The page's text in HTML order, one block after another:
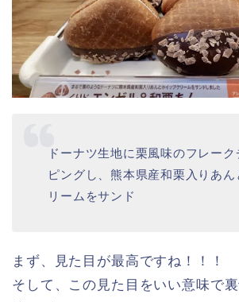
それぞれ個性的でどれも美味しいの
りNo.１は「塩バタークリーム」
もう、６年目となる今年の「さつま
しているのでぜひお試しください♡
たな秋の新作ドーナツが登場 です！